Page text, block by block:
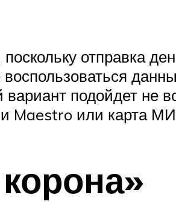
отправка
подойдет не
Maestro или карта